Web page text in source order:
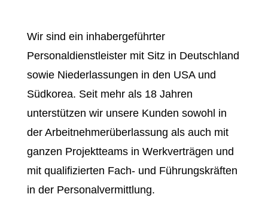
Wir sind ein inhabergeführter
Personaldienstleister mit Sitz in Deutschland
sowie Niederlassungen in den USA und
Südkorea. Seit mehr als 18 Jahren
unterstützen wir unsere Kunden sowohl in
der Arbeitnehmerüberlassung als auch mit
ganzen Projektteams in Werkverträgen und
mit qualifizierten Fach- und Führungskräften
in der Personalvermittlung.